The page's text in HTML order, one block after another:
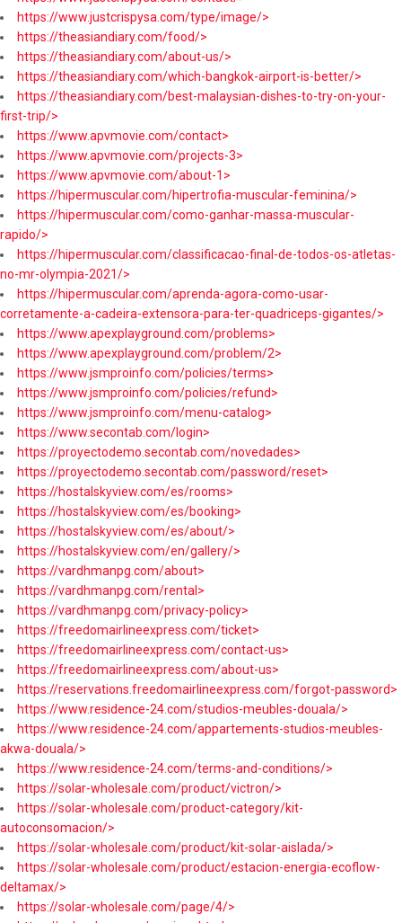
https://www.justcrispysa.com/type/image/>
https://theasiandiary.com/food/>
https://theasiandiary.com/about-us/>
https://theasiandiary.com/which-bangkok-airport-is-better/>
https://theasiandiary.com/best-malaysian-dishes-to-try-on-your-
first-trip/>
https://www.apvmovie.com/contact>
https://www.apvmovie.com/projects-3>
https://www.apvmovie.com/about-1>
https://hipermuscular.com/hipertrofia-muscular-feminina/>
https://hipermuscular.com/como-ganhar-massa-muscular-
rapido/>
https://hipermuscular.com/classificacao-final-de-todos-os-atletas-
no-mr-olympia-2021/>
https://hipermuscular.com/aprenda-agora-como-usar-
corretamente-a-cadeira-extensora-para-ter-quadriceps-gigantes/>
https://www.apexplayground.com/problems>
https://www.apexplayground.com/problem/2>
https://www.jsmproinfo.com/policies/terms>
https://www.jsmproinfo.com/policies/refund>
https://www.jsmproinfo.com/menu-catalog>
https://www.secontab.com/login>
https://proyectodemo.secontab.com/novedades>
https://proyectodemo.secontab.com/password/reset>
https://hostalskyview.com/es/rooms>
https://hostalskyview.com/es/booking>
https://hostalskyview.com/es/about/>
https://hostalskyview.com/en/gallery/>
https://vardhmanpg.com/about>
https://vardhmanpg.com/rental>
https://vardhmanpg.com/privacy-policy>
https://freedomairlineexpress.com/ticket>
https://freedomairlineexpress.com/contact-us>
https://freedomairlineexpress.com/about-us>
https://reservations.freedomairlineexpress.com/forgot-password>
https://www.residence-24.com/studios-meubles-douala/>
https://www.residence-24.com/appartements-studios-meubles-
akwa-douala/>
https://www.residence-24.com/terms-and-conditions/>
https://solar-wholesale.com/product/victron/>
https://solar-wholesale.com/product-category/kit-
autoconsomacion/>
https://solar-wholesale.com/product/kit-solar-aislada/>
https://solar-wholesale.com/product/estacion-energia-ecoflow-
deltamax/>
https://solar-wholesale.com/page/4/>